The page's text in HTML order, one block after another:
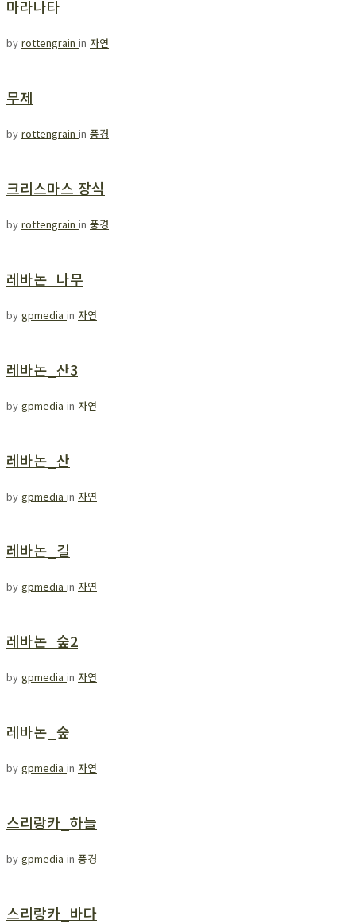
마라나타
by rottengrain in 자연
무제
by rottengrain in 풍경
크리스마스 장식
by rottengrain in 풍경
레바논_나무
by gpmedia in 자연
레바논_산3
by gpmedia in 자연
레바논_산
by gpmedia in 자연
레바논_길
by gpmedia in 자연
레바논_숲2
by gpmedia in 자연
레바논_숲
by gpmedia in 자연
스리랑카_하늘
by gpmedia in 풍경
스리랑카_바다